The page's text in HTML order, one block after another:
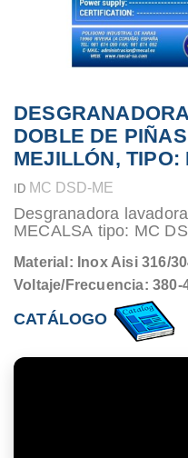
DOBLE DE
MEJILLÓN, TIPO:
ID MC DSD-ME
Desgranadora
MECALSA tipo: MC
Material: Inox Aisi 316/
Voltaje/Frecuencia: 380-
CATÁLOGO